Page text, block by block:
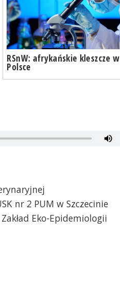
RSnW: afrykańskie kleszcze w
Polsce
nr 2 PUM w Szczecinie
Eko-Epidemiologii